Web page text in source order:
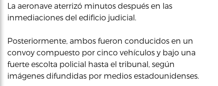
La aeronave aterrizó minutos después en las
inmediaciones del edificio judicial.
Posteriormente, ambos fueron conducidos en un
convoy compuesto por cinco vehículos y bajo una
fuerte escolta policial hasta el tribunal, según
imágenes difundidas por medios estadounidenses.